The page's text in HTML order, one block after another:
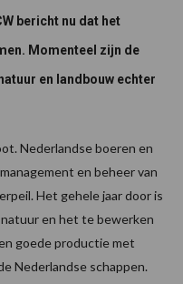
bericht nu dat het
Momenteel zijn de
en landbouw echter
Nederlandse boeren en
en beheer van
Het gehele jaar door is
en het te bewerken
goede productie met
Nederlandse schappen.